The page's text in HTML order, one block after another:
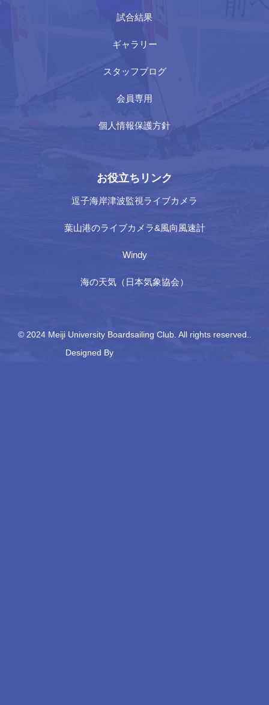
試合結果
ギャラリー
スタッフブログ
会員専用
個人情報保護方針
お役立ちリンク
逗子海岸津波監視ライブカメラ
葉山港のライブカメラ&風向風速計
Windy
海の天気（日本気象協会）
© 2024 Meiji University Boardsailing Club. All rights reserved..
Designed By